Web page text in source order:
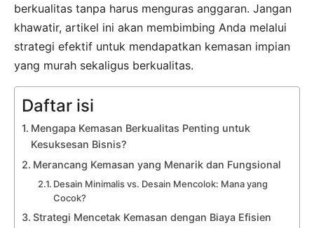
berkualitas tanpa harus menguras anggaran. Jangan
khawatir, artikel ini akan membimbing Anda melalui
strategi efektif untuk mendapatkan kemasan impian
yang murah sekaligus berkualitas.
Daftar isi
Mengapa Kemasan Berkualitas Penting untuk
Kesuksesan Bisnis?
Merancang Kemasan yang Menarik dan Fungsional
Desain Minimalis vs. Desain Mencolok: Mana yang
Cocok?
Strategi Mencetak Kemasan dengan Biaya Efisien